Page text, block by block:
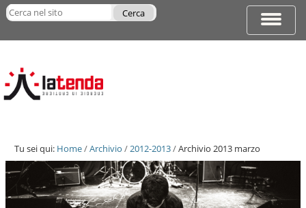
Salta
ai
|
navigazione
Espandi
di
Cerca nel sito
avanzata…
Tu sei qui: Home/Archivio /2012-2013/Archivio 2013 marzo